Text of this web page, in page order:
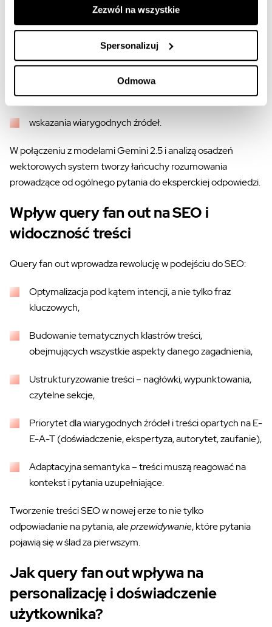
Zezwól na wszystkie
Spersonalizuj
Odmowa
AI Mode, jak i AI Overviews – dynamicznych podsumowań
informacji w Google. AI Overviews wykorzystują sub-
zapytania wygenerowane w procesie fan-out do:
zebrania najistotniejszych faktów,
stworzenia przejrzystego podsumowania,
wskazania wiarygodnych źródeł.
W połączeniu z modelami Gemini 2.5 i analizą osadzeń
wektorowych system tworzy łańcuchy rozumowania
prowadzące od ogólnego pytania do eksperckiej odpowiedzi.
Wpływ query fan out na SEO i
widoczność treści
Query fan out wprowadza rewolucję w podejściu do SEO:
Optymalizacja pod kątem intencji, a nie tylko fraz
kluczowych,
Budowanie tematycznych klastrów treści,
obejmujących wszystkie aspekty danego zagadnienia,
Ustrukturyzowanie treści – nagłówki, wypunktowania,
czytelne sekcje,
Priorytet dla wiarygodnych źródeł i treści opartych na E-
E-A-T (doświadczenie, ekspertyza, autorytet, zaufanie),
Adaptacyjna semantyka – treści muszą reagować na
kontekst i pytania uzupełniające.
Tworzenie treści SEO w nowej erze to nie tylko
odpowiadanie na pytania, aleprzewidywanie, które pytania
pojawią się w ślad za pierwszym.
Jak query fan out wpływa na
personalizację i doświadczenie
użytkownika?